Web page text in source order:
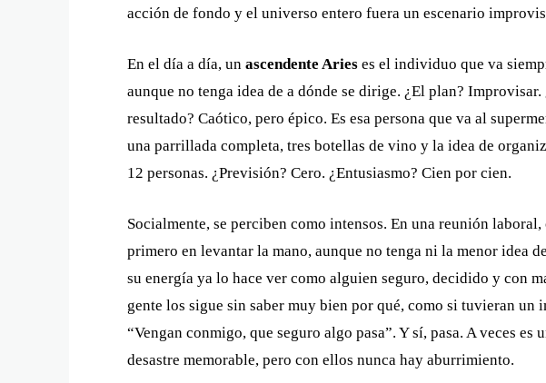
acción de fondo y el universo entero fuera un escenario
En el día a día, un ascendente Aries es el individuo que va
aunque no tenga idea de a dónde se dirige. ¿El plan?
resultado? Caótico, pero épico. Es esa persona que va al
una parrillada completa, tres botellas de vino y la idea de
12 personas. ¿Previsión? Cero. ¿Entusiasmo? Cien por cien.
Socialmente, se perciben como intensos. En una reunión
primero en levantar la mano, aunque no tenga ni la menor idea
su energía ya lo hace ver como alguien seguro, decidido y con
gente los sigue sin saber muy bien por qué, como si tuvieran un
“Vengan conmigo, que seguro algo pasa”. Y sí, pasa. A veces
desastre memorable, pero con ellos nunca hay aburrimiento.